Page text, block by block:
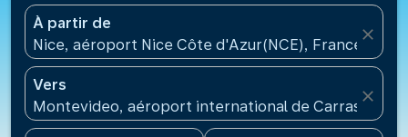
À partir de
Nice, aéroport Nice Côte d'Azur(NCE), France
close
Vers
Montevideo, aéroport international de
close